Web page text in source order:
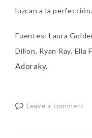
luzcan a la perfección.
Fuentes: Laura
Dillon, Ryan Ray, Ella
Adoraky.
Leave a comment